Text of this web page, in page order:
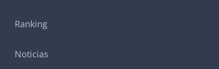
Ranking
Noticias